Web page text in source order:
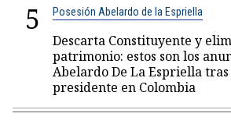
5 Posesión Abelardo de la Espriella
Descarta Constituyente y
patrimonio: estos son los
Abelardo De La Espriella
presidente en Colombia